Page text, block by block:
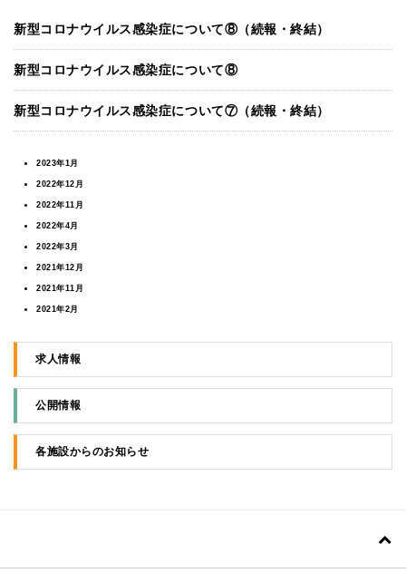
新型コロナウイルス感染症について⑧（続報・終結）
新型コロナウイルス感染症について⑧
新型コロナウイルス感染症について⑦（続報・終結）
2023年1月
2022年12月
2022年11月
2022年4月
2022年3月
2021年12月
2021年11月
2021年2月
2020年8月
求人情報
公開情報
各施設からのお知らせ